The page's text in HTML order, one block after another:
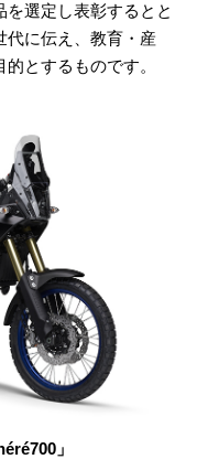
選定し表彰するとと
代に伝え、教育・産
とするものです。
」